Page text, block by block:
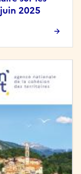
2025